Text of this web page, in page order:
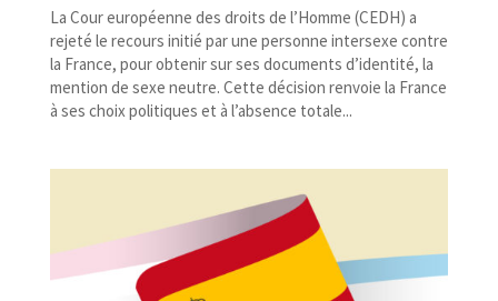
La Cour européenne des droits de l’Homme (CEDH) a
rejeté le recours initié par une personne intersexe contre
la France, pour obtenir sur ses documents d’identité, la
mention de sexe neutre. Cette décision renvoie la France
à ses choix politiques et à l’absence totale...